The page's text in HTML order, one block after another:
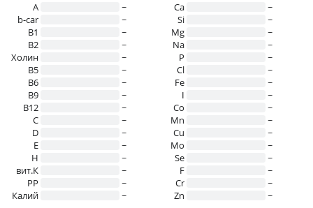
A
~
b-car
~
В1
~
B2
~
Холин
~
B5
~
B6
~
B9
~
B12
~
C
~
D
~
E
~
H
~
вит.К
~
PP
~
Калий
~
Ca
~
Si
~
Mg
~
Na
~
P
~
Cl
~
Fe
~
I
~
Co
~
Mn
~
Cu
~
Mo
~
Se
~
F
~
Cr
~
Zn
~